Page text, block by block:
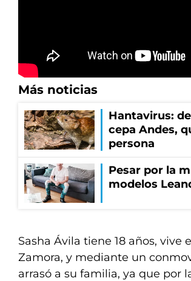
Más noticias
Hantavirus:
cepa Andes,
persona
Pesar por la
modelos
Sasha Ávila tiene 18 años,
Zamora, y mediante un
arrasó a su familia, ya que por